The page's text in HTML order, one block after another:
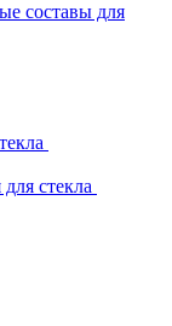
составы для
стекла